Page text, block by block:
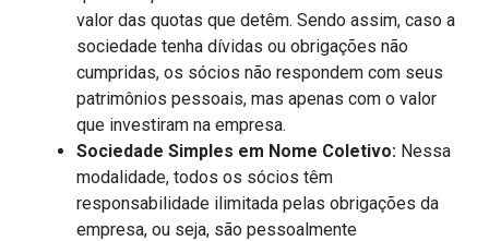
valor das quotas que detêm. Sendo assim, caso a
sociedade tenha dívidas ou obrigações não
cumpridas, os sócios não respondem com seus
patrimônios pessoais, mas apenas com o valor
que investiram na empresa.
Sociedade Simples em Nome Coletivo: Nessa
modalidade, todos os sócios têm
responsabilidade ilimitada pelas obrigações da
empresa, ou seja, são pessoalmente